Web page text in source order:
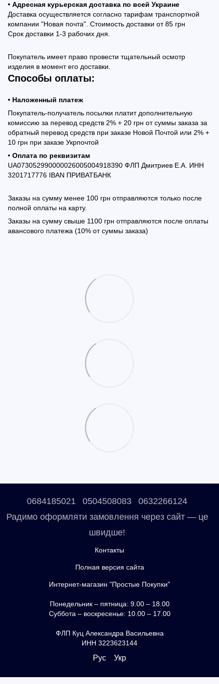
• Адресная курьерская доставка по всей Украине
Доставка осуществляется согласно тарифам транспортной
компании "Новая почта". Стоимость доставки от 85 грн
Срок доставки 1-3 рабочих дня.
Покупатель имеет право провести тщательный осмотр
изделия в момент его доставки.
Способы оплаты:
• Наложенный платеж
Покупатель-получатель посылки платит дополнительную
комиссию за перевод средств 2% + 20 грн от суммы заказа за
обратный перевод средств при заказе Новой Почтой или 2% +
10 грн при заказе Укрпочтой
• Оплата по реквизитам
UA073052990000026005004918390 ФЛП Дмитриев Е.А. ИНН
3201717776 IBAN ПРИВАТБАНК
Заказы на сумму менее 100 грн отправляются только после
полной оплаты на карту.
Заказы на сумму свыше 1100 грн отправляются после оплаты
авансового платежа (10% от суммы заказа)
0684185021 0504508083
0632266124
Радимо оформляти замовлення через сайт — це
швидше!
Контакты
Полная версия сайта
Интернет-магазин "Простые Покупки"
Понедельник – пятница: 9.00 – 18.00
Суббота – воскресенье: 10.00 – 17.00
ФЛП Куц Александра Васильевна
ИНН 3223623144
Рус Укр